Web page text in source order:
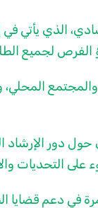
الذي يأتي
الفرص لجميع
والمجتمع
حول دور
على التحديات
في دعم